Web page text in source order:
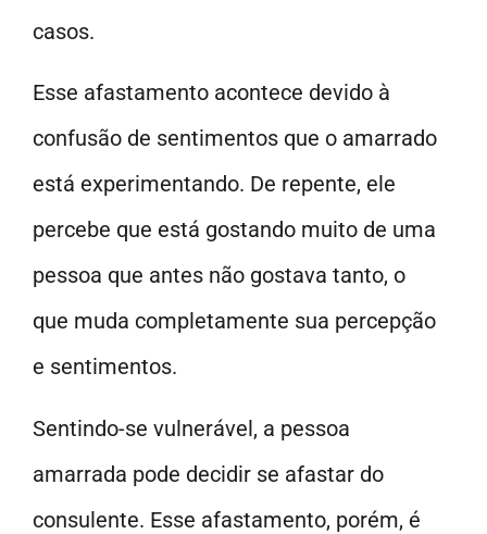
casos.
Esse afastamento acontece devido à
confusão de sentimentos que o amarrado
está experimentando. De repente, ele
percebe que está gostando muito de uma
pessoa que antes não gostava tanto, o
que muda completamente sua percepção
e sentimentos.
Sentindo-se vulnerável, a pessoa
amarrada pode decidir se afastar do
consulente. Esse afastamento, porém, é